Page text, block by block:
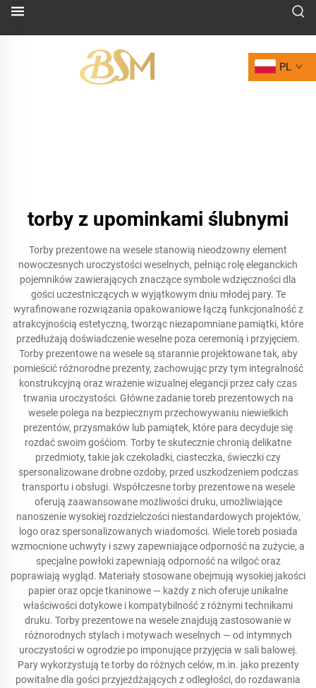
PL
torby z upominkami ślubnymi
Torby prezentowe na wesele stanowią nieodzowny element
nowoczesnych uroczystości weselnych, pełniąc rolę eleganckich
pojemników zawierających znaczące symbole wdzięczności dla
gości uczestniczących w wyjątkowym dniu młodej pary. Te
wyrafinowane rozwiązania opakowaniowe łączą funkcjonalność z
atrakcyjnością estetyczną, tworząc niezapomniane pamiątki, które
przedłużają doświadczenie weselne poza ceremonią i przyjęciem.
Torby prezentowe na wesele są starannie projektowane tak, aby
pomieścić różnorodne prezenty, zachowując przy tym integralność
konstrukcyjną oraz wrażenie wizualnej elegancji przez cały czas
trwania uroczystości. Główne zadanie toreb prezentowych na
wesele polega na bezpiecznym przechowywaniu niewielkich
prezentów, przysmaków lub pamiątek, które para decyduje się
rozdać swoim gośćiom. Torby te skutecznie chronią delikatne
przedmioty, takie jak czekoladki, ciasteczka, świeczki czy
spersonalizowane drobne ozdoby, przed uszkodzeniem podczas
transportu i obsługi. Współczesne torby prezentowe na wesele
oferują zaawansowane możliwości druku, umożliwiające
nanoszenie wysokiej rozdzielczości niestandardowych projektów,
logo oraz spersonalizowanych wiadomości. Wiele toreb posiada
wzmocnione uchwyty i szwy zapewniające odporność na zużycie, a
specjalne powłoki zapewniają odporność na wilgoć oraz
poprawiają wygląd. Materiały stosowane obejmują wysokiej jakości
papier oraz opcje tkaninowe — każdy z nich oferuje unikalne
właściwości dotykowe i kompatybilność z różnymi technikami
druku. Torby prezentowe na wesele znajdują zastosowanie w
różnorodnych stylach i motywach weselnych — od intymnych
uroczystości w ogrodzie po imponujące przyjęcia w sali balowej.
Pary wykorzystują te torby do różnych celów, m.in. jako prezenty
powitalne dla gości przyjeżdżających z odległości, do rozdawania